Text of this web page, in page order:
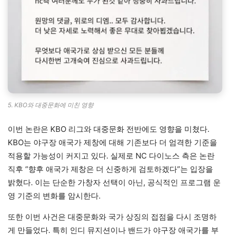
5. KBO와 대중문화에 미친 영향
이번 논란은 KBO 리그와 대중문화 전반에도 영향을 미쳤다.
KBO는 야구장 애국가 제창에 대해 기존보다 더 엄격한 기준을
적용할 가능성이 커지고 있다. 실제로 NC 다이노스 측은 논란
직후 “향후 애국가 제창은 더 신중하게 검토하겠다”는 입장을
밝혔다. 이는 단순한 가창자 선택이 아닌, 공식적인 프로그램 운
영 기준의 변화를 암시한다.
또한 이번 사건은 대중문화와 국가 상징의 접점을 다시 조명하
게 만들었다. 특히 인디 뮤지션이나 밴드가 야구장 애국가를 부